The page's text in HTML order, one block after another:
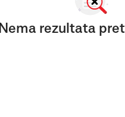
Nema rezultata